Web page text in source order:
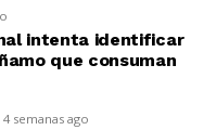
intenta identificar
que consuman
4 semanas ago